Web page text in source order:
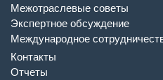
Межотраслевые советы
Экспертное обсуждение
Международное
Контакты
Отчеты